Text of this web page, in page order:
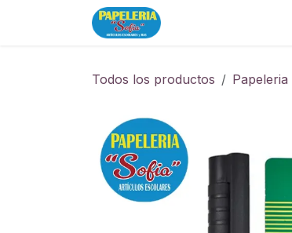
Todos los productos Papeleria